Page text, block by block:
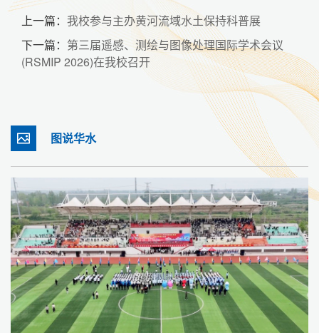
上一篇： 我校参与主办黄河流域水土保持科普展
下一篇： 第三届遥感、测绘与图像处理国际学术会议
(RSMIP 2026)在我校召开
图说华水